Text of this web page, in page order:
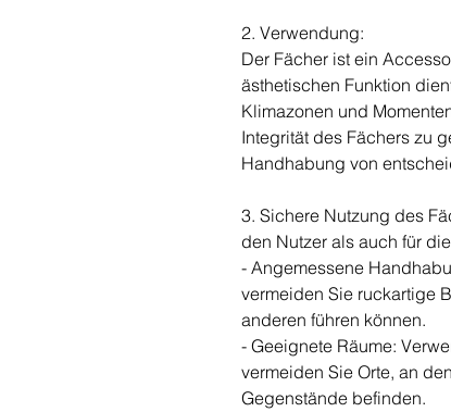
2. Verwendung:
Der Fächer ist ein
ästhetischen Funktion
Klimazonen und
Integrität des Fächers zu
Handhabung von
3. Sichere Nutzung des
den Nutzer als auch für
- Angemessene
vermeiden Sie ruckartige
anderen führen können.
- Geeignete Räume:
vermeiden Sie Orte, an
Gegenstände befinden.